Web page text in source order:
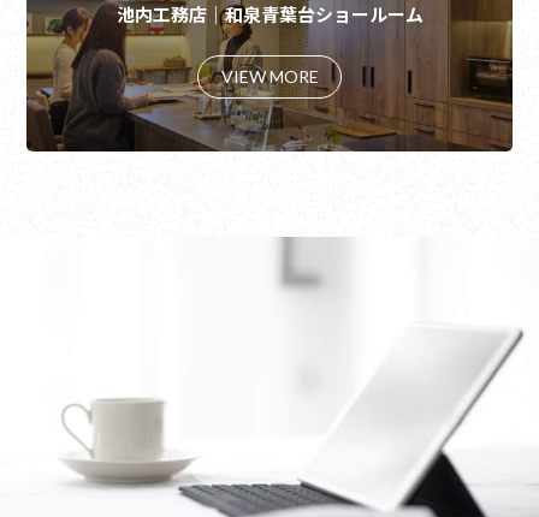
池内工務店｜和泉青葉台ショールーム
VIEW MORE